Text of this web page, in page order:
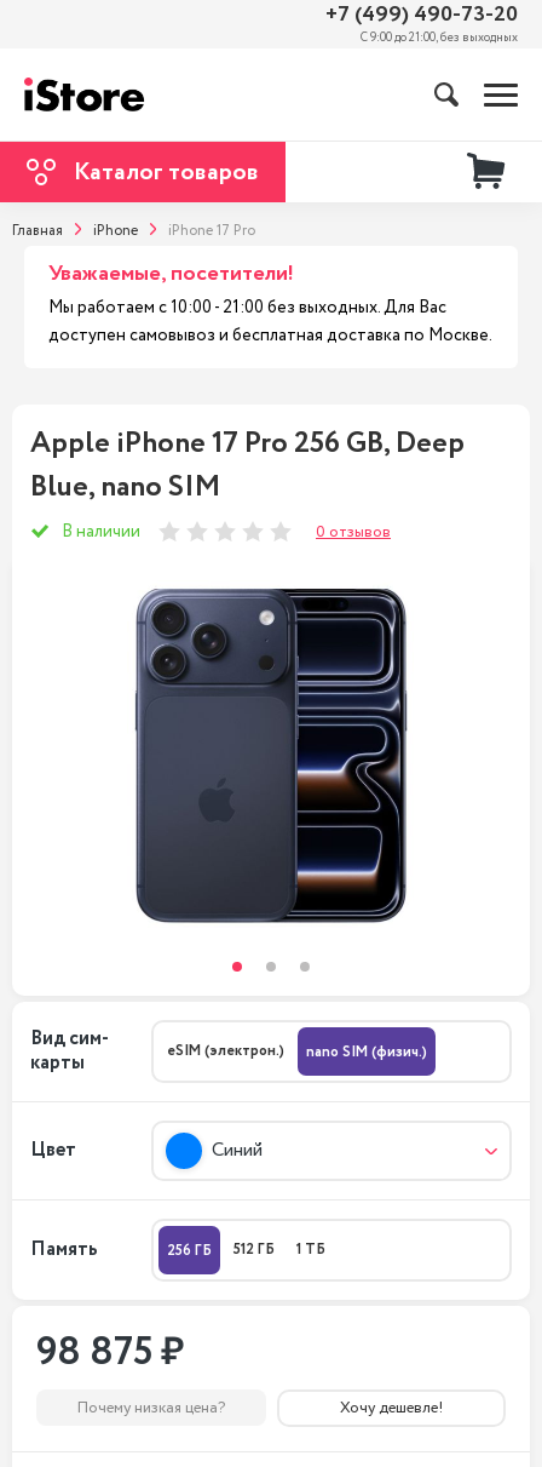
+7 (499) 490-73-20
С 9:00 до 21:00, без выходных
Каталог товаров
Главная iPhone iPhone 17 Pro
Уважаемые, посетители!
Мы работаем с 10:00 - 21:00 без выходных. Для Вас
доступен самовывоз и бесплатная доставка по Москве.
Apple iPhone 17 Pro 256 GB, Deep
Blue, nano SIM
В наличии 0 отзывов
Вид сим-
карты
eSIM (электрон.) nano SIM (физич.)
Цвет Синий
Память 256 ГБ 512 ГБ 1 ТБ
98 875 ₽
Почему низкая цена? Хочу дешевле!